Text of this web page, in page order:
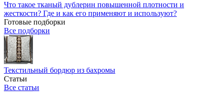
Что такое тканый дублерин повышенной плотности и
жесткости? Где и как его применяют и используют?
Готовые подборки
Все подборки
Текстильный бордюр из бахромы
Статьи
Все статьи